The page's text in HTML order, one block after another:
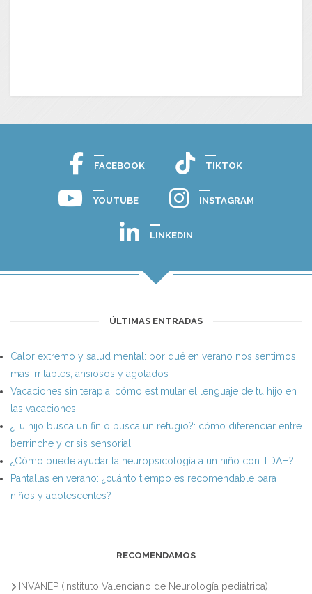
FACEBOOK TIKTOK
YOUTUBE INSTAGRAM
LINKEDIN
ÚLTIMAS ENTRADAS
Calor extremo y salud mental: por qué en verano nos sentimos
más irritables, ansiosos y agotados
Vacaciones sin terapia: cómo estimular el lenguaje de tu hijo en
las vacaciones
¿Tu hijo busca un fin o busca un refugio?: cómo diferenciar entre
berrinche y crisis sensorial
¿Cómo puede ayudar la neuropsicología a un niño con TDAH?
Pantallas en verano: ¿cuánto tiempo es recomendable para
niños y adolescentes?
RECOMENDAMOS
INVANEP (Instituto Valenciano de Neurología pediátrica)